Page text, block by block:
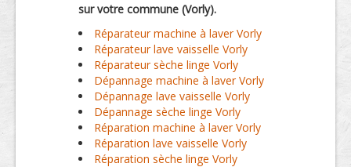
sur votre commune (Vorly).
Réparateur machine à laver Vorly
Réparateur lave vaisselle Vorly
Réparateur sèche linge Vorly
Dépannage machine à laver Vorly
Dépannage lave vaisselle Vorly
Dépannage sèche linge Vorly
Réparation machine à laver Vorly
Réparation lave vaisselle Vorly
Réparation sèche linge Vorly